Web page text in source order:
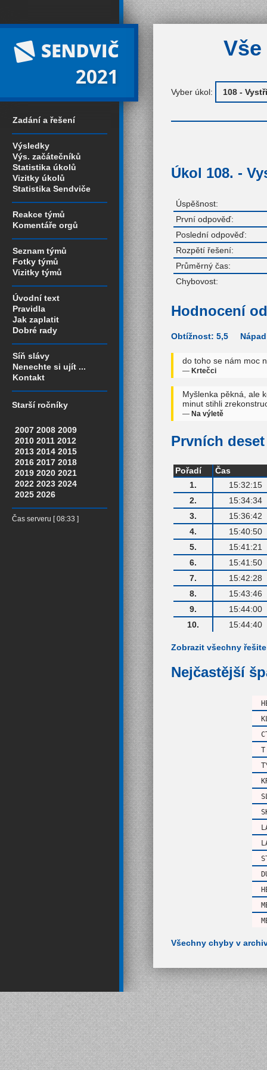
2021
Zadání a řešení
Výsledky
Výs. začátečníků
Statistika úkolů
Vizitky úkolů
Statistika Sendviče
Reakce týmů
Komentáře orgů
Seznam týmů
Fotky týmů
Vizitky týmů
Úvodní text
Pravidla
Jak zaplatit
Dobré rady
Síň slávy
Nenechte si ujít ...
Kontakt
Starší ročníky
2007 2008 2009
2010 2011 2012
2013 2014 2015
2016 2017 2018
2019 2020 2021
2022 2023 2024
2025 2026
Čas serveru [ 08:33 ]
Vyber úkol:
Úkol 108. -
Úspěšnost:
První odpověď:
Poslední odpověď:
Rozpětí řešení:
Průměrný čas:
Chybovost:
Hodnocení
Obtížnost: 5,5
do toho se nám moc
— Krtečci
Myšlenka pěkná, ale
minut stihli
— Na výletě
Prvních
Pořadí
Čas
1.
15:32:15
2.
15:34:34
3.
15:36:42
4.
15:40:50
5.
15:41:21
6.
15:41:50
7.
15:42:28
8.
15:43:46
9.
15:44:00
10.
15:44:40
Zobrazit všechny
Nejčastější
T
Všechny chyby v